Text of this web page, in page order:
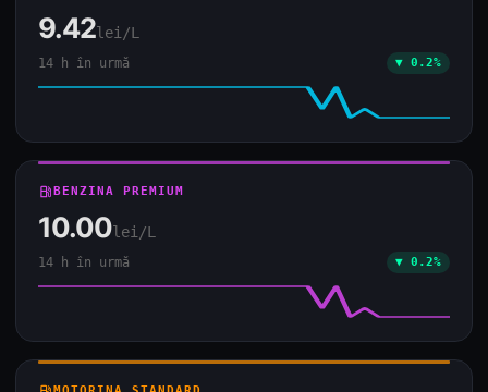
9.42lei/L
14 h în urmă ▼ 0.2%
local_gas_stationBENZINA PREMIUM
10.00lei/L
14 h în urmă ▼ 0.2%